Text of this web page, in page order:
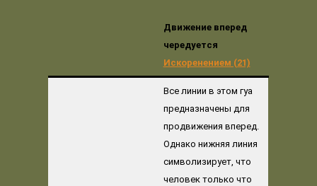
Движение вперед
чередуется
Искоренением (21)
Все линии в этом гуа
предназначены для
продвижения вперед.
Однако нижняя линия
символизирует, что
человек только что